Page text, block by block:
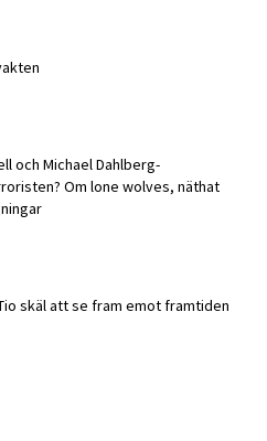
och Michael Dahlberg-
Om lone wolves, näthat
skäl att se fram emot framtiden